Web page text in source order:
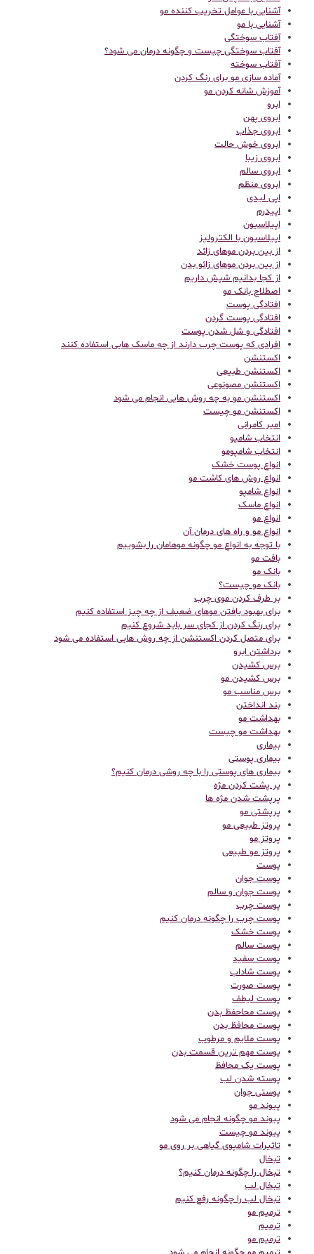
آشنایی با عوامل تخریب کننده مو
آشنایی با مو
آفتاب سوختگی
آفتاب سوختگی چیست و چگونه درمان می شود؟
آفتاب سوخته
آماده سازی مو برای رنگ کردن
آموزش شانه کردن مو
ابرو
ابروی پهن
ابروی جذاب
ابروی خوش حالت
ابروی زیبا
ابروی سالم
ابروی منظم
اپی لیدی
اپیدرم
اپیلاسیون
اپیلاسیون با الکترولیز
از بین بردن موهای زائد
از بین بردن موهای زائو بدن
از کجا بدانیم شپش داریم
اصطلاح بانک مو
افتادگی پوست
افتادگی پوست گردن
افتادگی و شل شدن پوست
افرادی که پوست چرب دارند از چه ماسک هایی استفاده کنند
اکستنشن
اکستنشن طبیعی
اکستنشن مصونوعی
اکستنشن مو به چه روش هایی انجام می شود
اکستنشن مو چیست
امیر کامرانی
انتخاب شامپو
انتخاب شامپومو
انواع پوست خشک
انواع روش های کاشت مو
انواع شامپو
انواع ماسک
انواع مو
انواع مو و راه های درمان آن
با توجه به انواع مو چگونه موهامان را بشوییم
بافت مو
بانک مو
بانک مو چیست؟
بر طرف کردن موی چرب
برای بهبود یافتن موهای ضعیف از چه چیز استفاده کنیم
برای رنگ کردن از کجای سر باید شروع کنیم
برای متصل کردن اکستنشن از چه روش هایی استفاده می شود
برداشتن ابرو
برس کشیدن
برس کشیدن مو
برس مناسب مو
بند انداختن
بهداشت مو
بهداشت مو چیست
بیماری
بیماری پوستی
بیماری های پوستی را با چه روشی درمان کنیم؟
پر پشت کردن مژه
پرپشت شدن مژه ها
پرپشتی مو
پروتز طبیعی مو
پروتز مو
پروتز مو طبیعی
پوست
پوست جوان
پوست جوان و سالم
پوست چرب
پوست چرب را چگونه درمان کنیم
پوست خشک
پوست سالم
پوست سفید
پوست شاداب
پوست صورت
پوست لیطف
پوست محاحفظ بدن
پوست محافظ بدن
پوست ملایم و مرطوب
پوست مهم ترین قسمت بدن
پوست یک محافظ
پوسته شدن لب
پوستی جوان
پیوند مو
پیوند مو چگونه انجام می شود
پیوند مو چیست
تاثیرات شامپوی گیاهی بر روی مو
تبخال
تبخال را چگونه درمان کنیم؟
تبخال لب
تبخال لب را چگونه رفع کنیم
ترميم مو
ترمیم
ترمیم مو